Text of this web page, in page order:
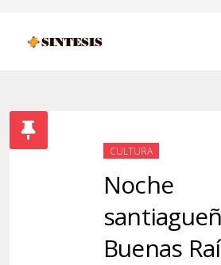
CULTURA
Noche
Buenas